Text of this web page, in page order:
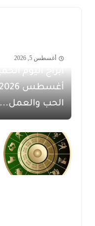
أغسطس 5, 2026
الحب والعمل...